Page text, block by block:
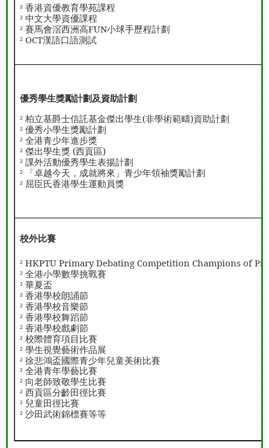
² 香港資優教育學苑課程
² 中文大學資優課程
² 賽馬會滘西洲高FUN小球手歷程計劃
² OCT漢語口語測試
優秀學生獎勵計劃及資助計劃
² 柏立基爵士信託基金傑出學生(非學術範疇)資助計劃
² 優秀小學生獎勵計劃
² 全港青少年進步獎
² 傑出學生獎 (西貢區)
² 課外活動優秀學生表揚計劃
² 「卓越今天，成就將來」青少年領袖獎勵計劃
² 屈臣氏香港學生運動員獎
校外比賽
² HKPTU Primary Debating Competition Champions of
² 全港小學數學挑戰賽
² 華夏盃
² 香港學校朗誦節
² 香港學校音樂節
² 香港學校舞蹈節
² 香港學校戲劇節
² 校際體育項目比賽
² 學生視覺藝術作品展
² 徐悲鴻盃國際青少年兒童美術比賽
² 全港青年學藝比賽
² 向老師致敬學生比賽
² 西貢區分齡田徑比賽
² 兒童田徑比賽
² 沙田武術錦標賽等等